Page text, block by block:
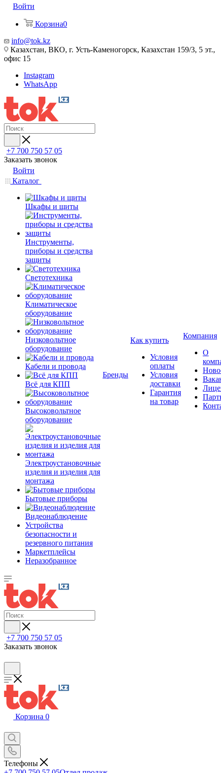
Войти
Корзина0
info@tok.kz
Казахстан, ВКО, г. Усть-Каменогорск, Казахстан 159/3, 5 эт.,
офис 15
Instagram
WhatsApp
+7 700 750 57 05
Заказать звонок
Войти
Каталог
Шкафы и щиты
Инструменты,
приборы и средства
защиты
Светотехника
Климатическое
оборудование
Низковольтное
оборудование
Кабели и провода
Всё для КПП
Высоковольтное
оборудование
Электроустановочные
изделия и изделия для
монтажа
Бытовые приборы
Видеонаблюдение
Устройства
безопасности и
резервного питания
Маркетплейсы
Неразобранное
Бренды
Как купить
Условия
оплаты
Условия
доставки
Гарантия
на товар
Компания
О
+7 700 750 57 05
Заказать звонок
Корзина 0
Телефоны